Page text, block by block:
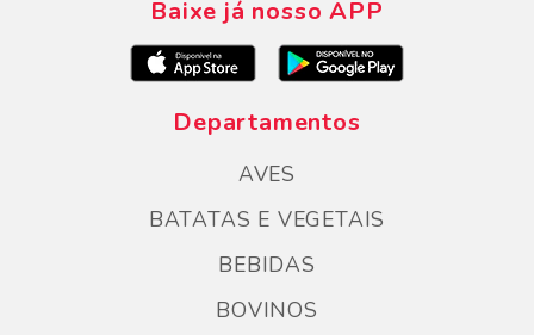
Baixe já nosso APP
Departamentos
AVES
BATATAS E VEGETAIS
BEBIDAS
BOVINOS